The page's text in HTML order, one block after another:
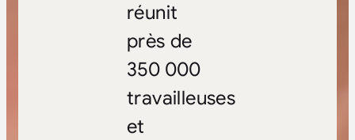
réunit
près de
350 000
travailleuses
et